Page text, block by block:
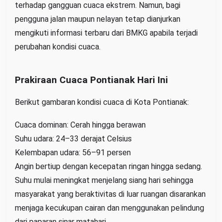
terhadap gangguan cuaca ekstrem. Namun, bagi
pengguna jalan maupun nelayan tetap dianjurkan
mengikuti informasi terbaru dari BMKG apabila terjadi
perubahan kondisi cuaca.
Prakiraan Cuaca Pontianak Hari Ini
Berikut gambaran kondisi cuaca di Kota Pontianak:
Cuaca dominan: Cerah hingga berawan
Suhu udara: 24–33 derajat Celsius
Kelembapan udara: 56–91 persen
Angin bertiup dengan kecepatan ringan hingga sedang.
Suhu mulai meningkat menjelang siang hari sehingga
masyarakat yang beraktivitas di luar ruangan disarankan
menjaga kecukupan cairan dan menggunakan pelindung